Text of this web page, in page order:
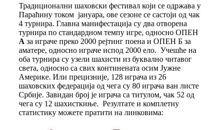
Традиционални шаховски фестивал који се одржава у
Параћину током јануара, ове сезоне се састоји од чак
4 турнира. Главна манифестација су два отворена
турнира по стандардном темпу игре, односно ОПЕН
А за играче преко 2000 рејтинг поена и ОПЕН Б за
аматере, односно играче испод 2000 ело. Учешће на
оба турнира су узели шахисти из буквално читавог
света, односно са свих континената осим Јужне
Америке. Или прецизније, 128 играча из 26
шаховских федерација од чега су 80 играча ван листе
Србије. Завидан број је играча са титулом, чак 52 од
чега су 12 шахисткиње. Резултате и комплетну
статистику можете пратити на линковима: